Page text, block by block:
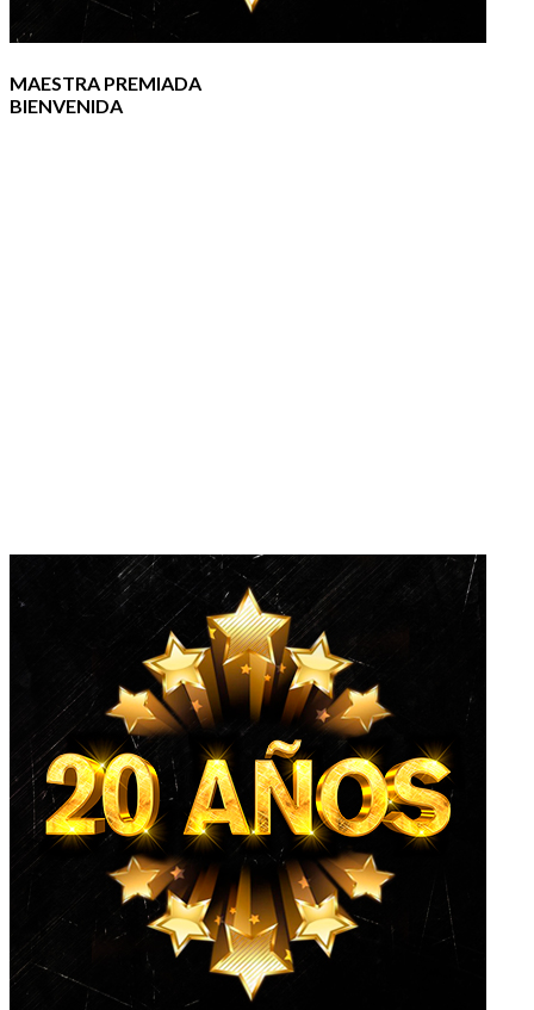
MAESTRA PREMIADA
BIENVENIDA